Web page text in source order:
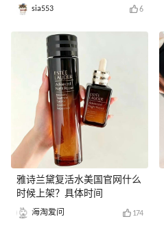
sia553 6
雅诗兰黛复活水美国官网什么
时候上架？具体时间
海淘爱问 174